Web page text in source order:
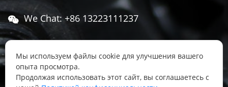
 We Chat: +86 13223111237
Адрес: Северная часть Западной улицы,
Чжоуцунь, поселок Сису, район Юннянь,
город Ханьдань, провинция Хэбэй, Китай
Мы используем файлы cookie для улучшения вашего
опыта просмотра.
Продолжая использовать этот сайт, вы соглашаетесь с